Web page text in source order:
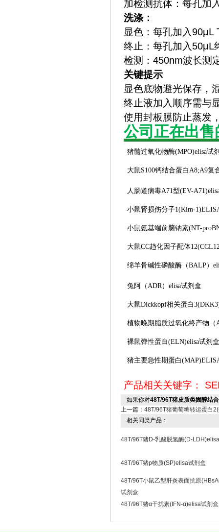
加检测抗体‌：每孔加
‌洗涤‌：
显色‌：每孔加入
终止‌：每孔加入50μL
检测‌：450nm波长测
关键提示
显色底物避光保存，
终止液加入顺序需与
使用封板膜防止蒸发
公司正在出
猪髓过氧化物酶(MPO)elisa试
大鼠S100钙结合蛋白A8;A9复
人肠道病毒A71型(EV-
小鼠肾损伤分子1(Kim-
小鼠氨基端前脑钠素(NT-
大鼠CC趋化因子配体
绵羊骨碱性磷酸酶（BALP）
兔阿（ADR）elisa试剂盒
大鼠Dickkopf相关蛋白
植物晚期脂质过氧化终产物（
裸鼠弹性蛋白(ELN)elisa试剂盒
猪主要急性期蛋白
产品相关关键字：
如果你对48T/96T猪皮质类固醇结
上一篇： 48T/96T猪葡萄糖转运蛋白
相关同类产品：
48T/96T猪D-乳酸脱氢酶(D-
48T/96T猪p物质(SP)elisa试剂盒
48T/96T小鼠乙型肝炎表面抗原
试剂盒
48T/96T猪α干扰素(IFN-α)elisa试剂盒